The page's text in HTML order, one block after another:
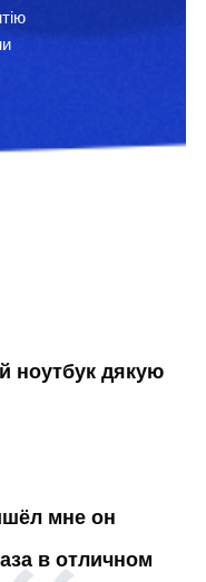
ноутбук дякую
мне он
в отличном